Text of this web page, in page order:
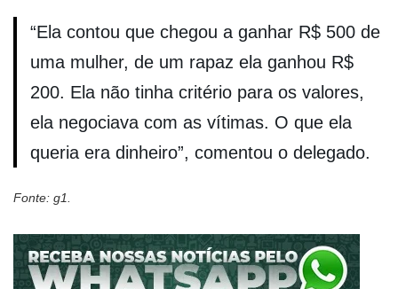
“Ela contou que chegou a ganhar R$ 500 de
uma mulher, de um rapaz ela ganhou R$
200. Ela não tinha critério para os valores,
ela negociava com as vítimas. O que ela
queria era dinheiro”, comentou o delegado.
Fonte: g1.